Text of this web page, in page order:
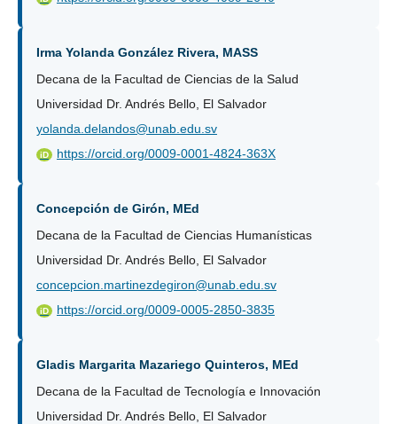
Irma Yolanda González Rivera, MASS
Decana de la Facultad de Ciencias de la Salud
Universidad Dr. Andrés Bello, El Salvador
yolanda.delandos@unab.edu.sv
iD https://orcid.org/0009-0001-4824-363X
Concepción de Girón, MEd
Decana de la Facultad de Ciencias Humanísticas
Universidad Dr. Andrés Bello, El Salvador
concepcion.martinezdegiron@unab.edu.sv
iD https://orcid.org/0009-0005-2850-3835
Gladis Margarita Mazariego Quinteros, MEd
Decana de la Facultad de Tecnología e Innovación
Universidad Dr. Andrés Bello, El Salvador